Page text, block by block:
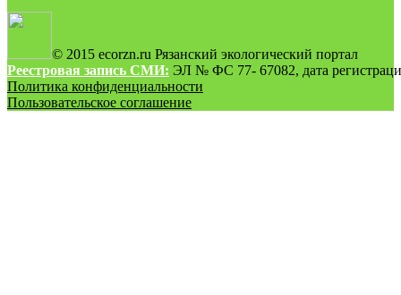
© 2015 ecorzn.ru Рязанский экологический портал
Реестровая запись СМИ: ЭЛ № ФС 77- 67082, дата
Политика конфиденциальности
Пользовательское соглашение